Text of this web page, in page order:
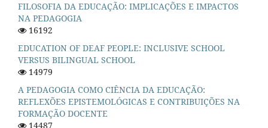
FILOSOFIA DA EDUCAÇÃO: IMPLICAÇÕES E IMPACTOS
NA PEDAGOGIA
16192
EDUCATION OF DEAF PEOPLE: INCLUSIVE SCHOOL
VERSUS BILINGUAL SCHOOL
14979
A PEDAGOGIA COMO CIÊNCIA DA EDUCAÇÃO:
REFLEXÕES EPISTEMOLÓGICAS E CONTRIBUIÇÕES NA
FORMAÇÃO DOCENTE
14487